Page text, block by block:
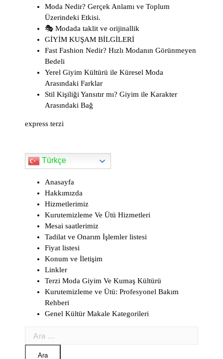
l
Moda Nedir? Gerçek Anlamı ve Toplum
Üzerindeki Etkisi.
🎭 Modada taklit ve orijinallik
GİYİM KUŞAM BİLGİLERİ
Fast Fashion Nedir? Hızlı Modanın Görünmeyen
Bedeli
Yerel Giyim Kültürü ile Küresel Moda
Arasındaki Farklar
Stil Kişiliği Yansıtır mı? Giyim ile Karakter
Arasındaki Bağ
express terzi
Türkçe
Anasayfa
Hakkımızda
Hizmetlerimiz
Kurutemizleme Ve Ütü Hizmetleri
Mesai saatlerimiz
Tadilat ve Onarım İşlemler listesi
Fiyat listesi
Konum ve İletişim
Linkler
Terzi Moda Giyim Ve Kumaş Kültürü
Kurutemizleme ve Ütü: Profesyonel Bakım
Rehberi
Genel Kültür Makale Kategorileri
Arama: